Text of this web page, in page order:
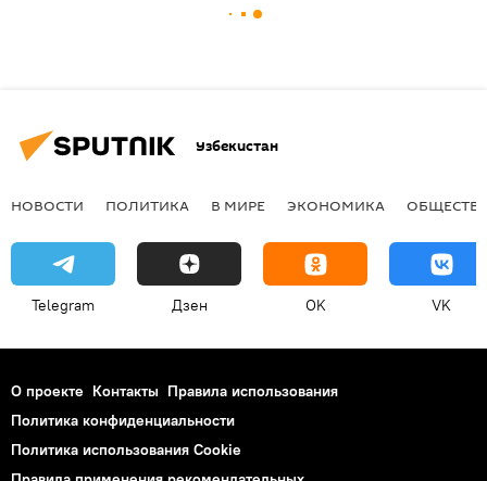
Узбекистан
НОВОСТИ ПОЛИТИКА В МИРЕ ЭКОНОМИКА
Telegram Дзен OK VK
О проекте Контакты Правила использования
Политика конфиденциальности
Политика использования Cookie